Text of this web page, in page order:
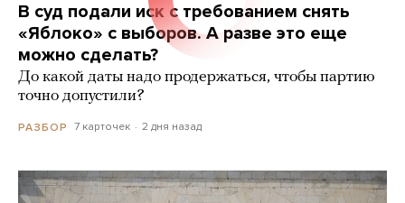
В суд подали иск с требованием снять
«Яблоко» с выборов. А разве это еще
можно сделать?
До какой даты надо продержаться, чтобы партию
точно допустили?
РАЗБОР 7 карточек 2 дня назад